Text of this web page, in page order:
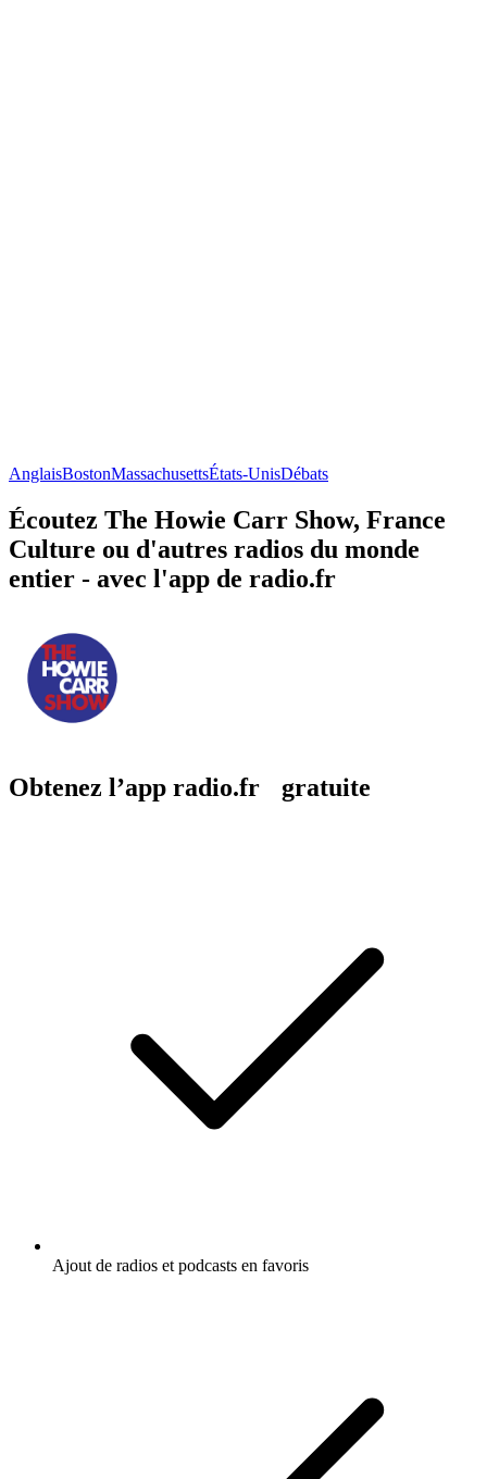
AnglaisBostonMassachusettsÉtats-UnisDébats
Écoutez The Howie Carr Show, France
Culture ou d'autres radios du monde
entier - avec l'app de radio.fr
Obtenez l’app radio.fr gratuite
Ajout de radios et podcasts en favoris